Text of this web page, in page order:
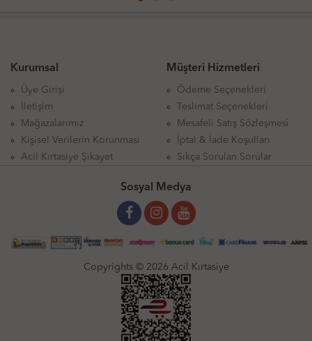
Kurumsal
Üye Girişi
İletişim
Mağazalarımız
Kişisel Verilerin Korunması
Acil Kırtasiye Şikayet
Müşteri Hizmetleri
Ödeme Seçenekleri
Teslimat Seçenekleri
Mesafeli Satış Sözleşmesi
İptal & İade Koşulları
Sıkça Sorulan Sorular
Sosyal Medya
Copyrights © 2026 Acil Kırtasiye